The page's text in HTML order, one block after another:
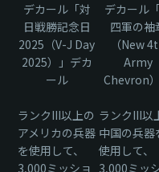
デカール「対
日戦勝記念日
2025（V-J Day
2025）」デカ
ール
ランクIII以上の
アメリカの兵器
を使用して、
3,000ミッショ
デカール
四軍の袖
（New
Army
Chevron）
ランクIII以
中国の兵器
使用して、
3,000ミッ